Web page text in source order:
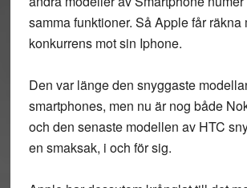
samma funktioner. Så Apple får räkna
konkurrens mot sin Iphone.
Den var länge den snyggaste
smartphones, men nu är nog både
och den senaste modellen av HTC
en smaksak, i och för sig.